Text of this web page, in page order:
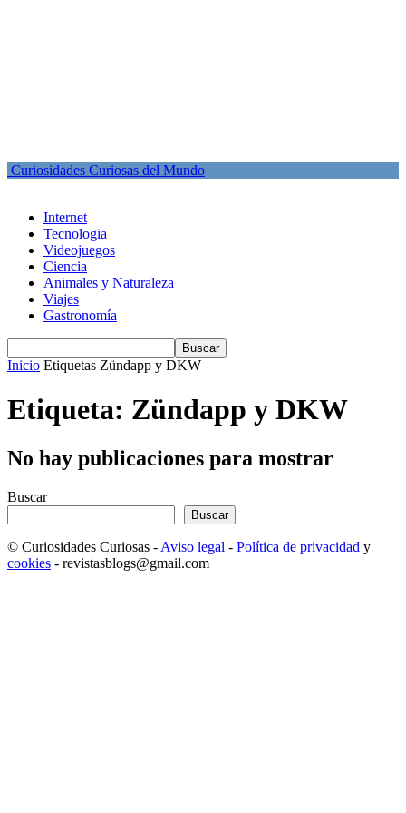
Curiosidades Curiosas del Mundo
Internet
Tecnologia
Videojuegos
Ciencia
Animales y Naturaleza
Viajes
Gastronomía
Inicio Etiquetas Zündapp y DKW
Etiqueta: Zündapp y DKW
No hay publicaciones para mostrar
Buscar
Buscar
© Curiosidades Curiosas - Aviso legal - Política de privacidad y
cookies - revistasblogs@gmail.com